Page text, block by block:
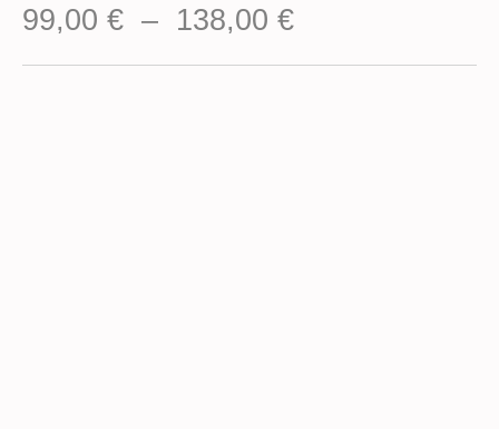
99,00 € – 138,00 €Plage
de